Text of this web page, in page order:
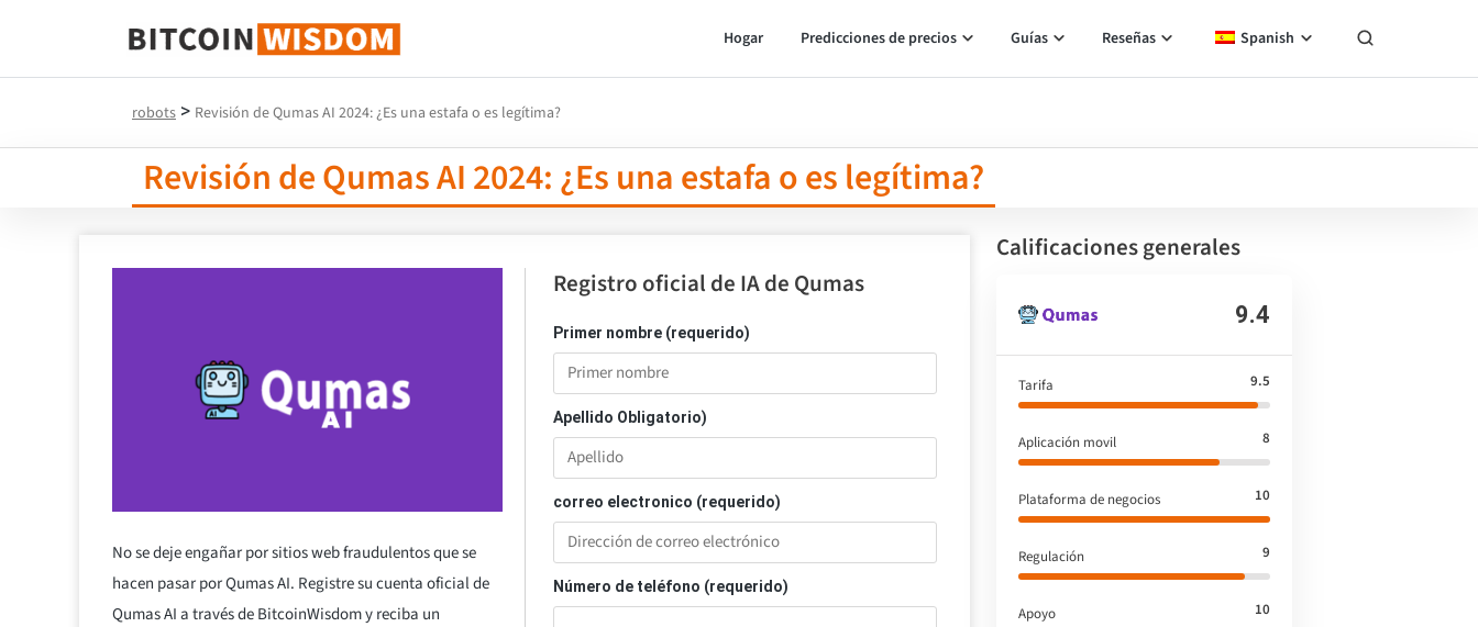
Sabiduría de Bitcoin
Hogar Predicciones de precios Guías Reseñas Spanish
robots > Revisión de Qumas AI 2024: ¿Es una estafa o es legítima?
Revisión de Qumas AI 2024: ¿Es una estafa o es legítima?
No se deje engañar por sitios web fraudulentos que se
hacen pasar por Qumas AI. Registre su cuenta oficial de
Qumas AI a través de BitcoinWisdom y reciba un
Registro oficial de IA de Qumas
Primer nombre (requerido)
Apellido Obligatorio)
correo electronico (requerido)
Número de teléfono (requerido)
Calificaciones generales
9.4
Tarifa 9.5
Aplicación movil 8
Plataforma de negocios 10
Regulación 9
Apoyo 10